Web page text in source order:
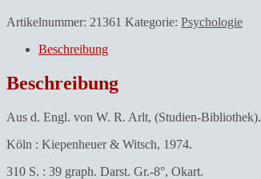
Artikelnummer: 21361 Kategorie: Psychologie
Beschreibung
Beschreibung
Aus d. Engl. von W. R. Arlt, (Studien-Bibliothek).
Köln : Kiepenheuer & Witsch, 1974.
310 S. : 39 graph. Darst. Gr.-8°, Okart.